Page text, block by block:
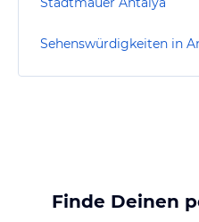
Sehenswürdigkeiten in
Finde Deinen